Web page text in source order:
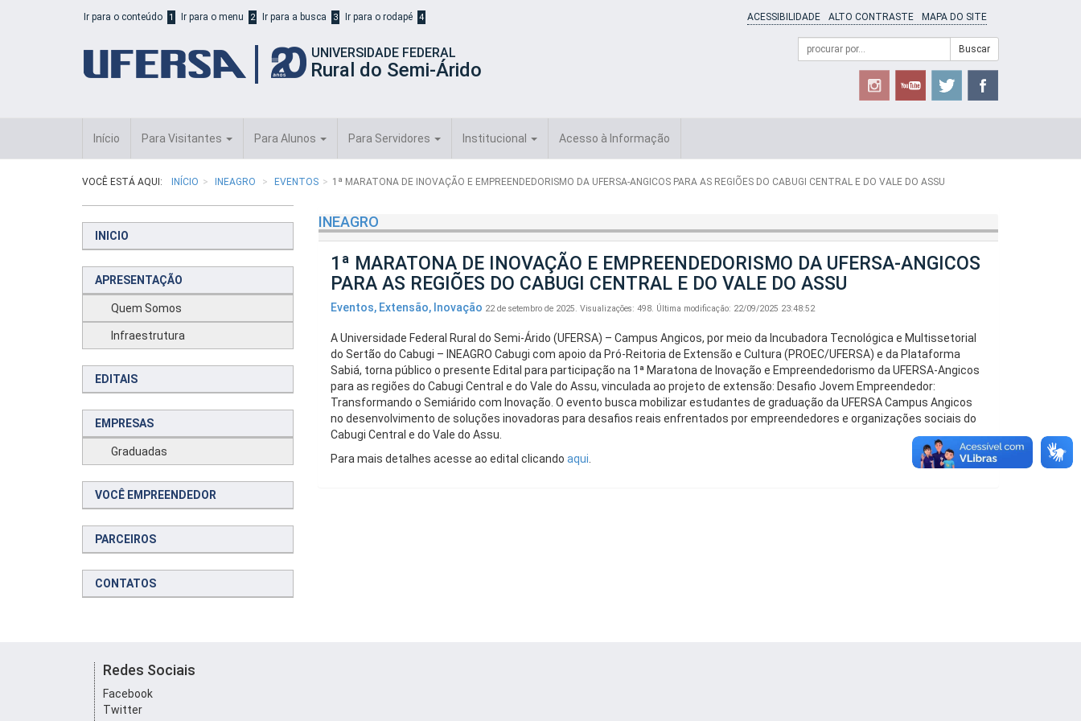
Ir para o conteúdo 1 Ir para o menu 2 Ir para a busca 3 Ir para o rodapé 4 ACESSIBILIDADE ALTO CONTRASTE MAPA DO SITE
UNIVERSIDADE FEDERAL
Rural do Semi-Árido
Formulário
Campo
de
Buscar
Início Para Visitantes Para Alunos Para Servidores Institucional Acesso à Informação
VOCÊ ESTÁ AQUI: INÍCIO INEAGRO EVENTOS 1ª MARATONA DE INOVAÇÃO E EMPREENDEDORISMO DA UFERSA-ANGICOS PARA AS REGIÕES DO CABUGI CENTRAL E DO VALE DO ASSU
INICIO
APRESENTAÇÃO
Quem Somos
Infraestrutura
EDITAIS
EMPRESAS
Graduadas
VOCÊ EMPREENDEDOR
PARCEIROS
CONTATOS
INEAGRO
1ª MARATONA DE INOVAÇÃO E EMPREENDEDORISMO DA UFERSA-ANGICOS
PARA AS REGIÕES DO CABUGI CENTRAL E DO VALE DO ASSU
Eventos, Extensão, Inovação 22 de setembro de 2025. Visualizações: 498. Última modificação: 22/09/2025 23:48:52
A Universidade Federal Rural do Semi-Árido (UFERSA) – Campus Angicos, por meio da Incubadora Tecnológica e Multissetorial
do Sertão do Cabugi – INEAGRO Cabugi com apoio da Pró-Reitoria de Extensão e Cultura (PROEC/UFERSA) e da Plataforma
Sabiá, torna público o presente Edital para participação na 1ª Maratona de Inovação e Empreendedorismo da UFERSA-Angicos
para as regiões do Cabugi Central e do Vale do Assu, vinculada ao projeto de extensão: Desafio Jovem Empreendedor:
Transformando o Semiárido com Inovação. O evento busca mobilizar estudantes de graduação da UFERSA Campus Angicos
no desenvolvimento de soluções inovadoras para desafios reais enfrentados por empreendedores e organizações sociais do
Cabugi Central e do Vale do Assu.
Para mais detalhes acesse ao edital clicando aqui
Redes Sociais
Facebook
Twitter